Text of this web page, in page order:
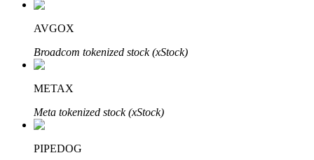
Bitrue Partners
AVGOX
Broadcom tokenized stock (xStock)
METAX
Meta tokenized stock (xStock)
PIPEDOG